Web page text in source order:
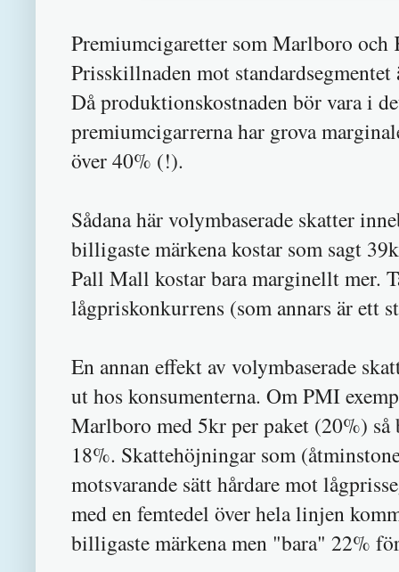
Premiumcigaretter som Marlboro
Prisskillnaden mot
Då produktionskostnaden bör vara i
premiumcigarrerna har grova
över 40% (!).
Sådana här volymbaserade skatter
billigaste märkena kostar som sagt
Pall Mall kostar bara marginellt mer.
lågpriskonkurrens (som annars är ett
En annan effekt av volymbaserade
ut hos konsumenterna. Om PMI
Marlboro med 5kr per paket (20%)
18%. Skattehöjningar som
motsvarande sätt hårdare mot
med en femtedel över hela linjen
billigaste märkena men "bara" 22%